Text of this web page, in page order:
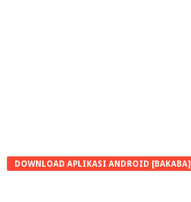
DOWNLOAD APLIKASI ANDROID [BAKABA]